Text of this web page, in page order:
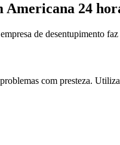
Americana 24
de desentupimento
com presteza.